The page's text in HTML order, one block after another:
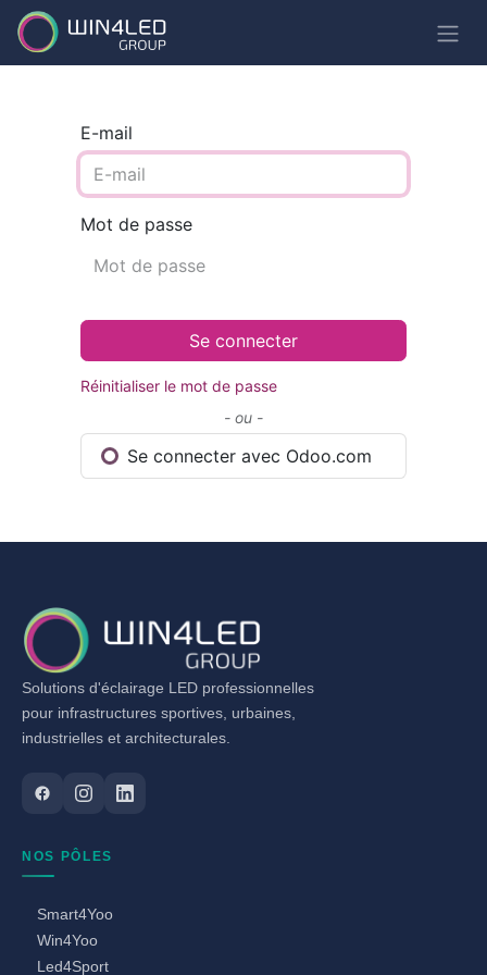
E-mail
Mot de passe
Se connecter
Réinitialiser le mot de passe
- ou -
Se connecter avec Odoo.com
Solutions d'éclairage LED professionnelles
pour infrastructures sportives, urbaines,
industrielles et architecturales.
NOS PÔLES
Smart4Yoo
Win4Yoo
Led4Sport